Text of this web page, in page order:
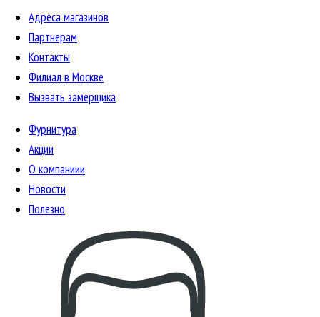
Адреса магазинов
Партнерам
Контакты
Филиал в Москве
Вызвать замерщика
Фурнитура
Акции
О компаниии
Новости
Полезно